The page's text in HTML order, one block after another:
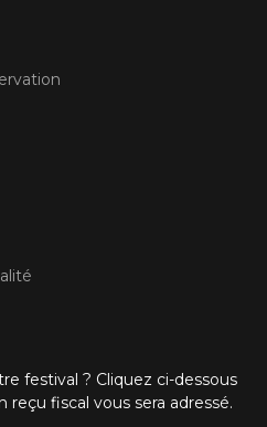
festival ? Cliquez ci-dessous
fiscal vous sera adressé.